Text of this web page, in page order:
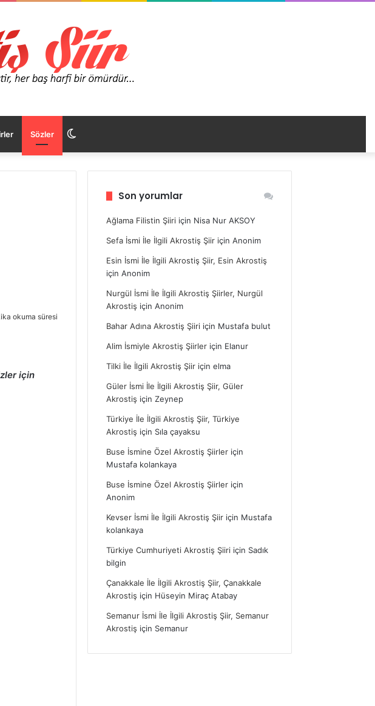
Sözler
görünümü
okuma süresi
için
Son yorumlar
Ağlama Filistin Şiiri için Nisa Nur AKSOY
Sefa İsmi İle İlgili Akrostiş Şiir içinAnonim
Esin İsmi İle İlgili Akrostiş Şiir, Esin Akrostiş
içinAnonim
Nurgül İsmi İle İlgili Akrostiş Şiirler, Nurgül
Akrostiş içinAnonim
Bahar Adına Akrostiş Şiiri için Mustafa bulut
Alim İsmiyle Akrostiş Şiirler için Elanur
Tilki İle İlgili Akrostiş Şiir içinelma
Güler İsmi İle İlgili Akrostiş Şiir, Güler
Akrostiş içinZeynep
Türkiye İle İlgili Akrostiş Şiir, Türkiye
Akrostiş için Sıla çayaksu
Buse İsmine Özel Akrostiş Şiirler için
Mustafa kolankaya
Buse İsmine Özel Akrostiş Şiirler için
Anonim
Kevser İsmi İle İlgili Akrostiş Şiir için Mustafa
kolankaya
Türkiye Cumhuriyeti Akrostiş Şiiri için Sadık
bilgin
Çanakkale İle İlgili Akrostiş Şiir, Çanakkale
Akrostiş için Hüseyin Miraç Atabay
Semanur İsmi İle İlgili Akrostiş Şiir, Semanur
Akrostiş için Semanur